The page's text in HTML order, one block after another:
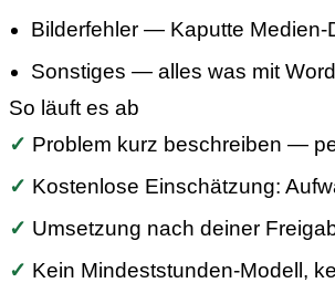
Bilderfehler — Kaputte Medien-
Sonstiges — alles was mit
So läuft es ab
✓ Problem kurz beschreiben —
✓ Kostenlose Einschätzung:
✓ Umsetzung nach deiner
✓ Kein Mindeststunden-Modell,